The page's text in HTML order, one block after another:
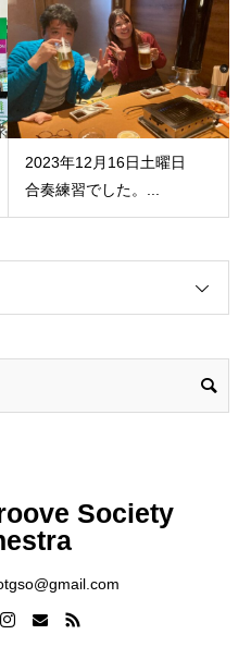
2023年12月16日土曜日
合奏練習でした。...
Society